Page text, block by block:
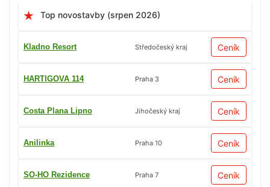
Top novostavby (srpen 2026)
Kladno Resort Středočeský kraj Ceník
HARTIGOVA 114 Praha 3 Ceník
Costa Plana Lipno Jihočeský kraj Ceník
Anilinka Praha 10 Ceník
SO-HO Rezidence Praha 7 Ceník